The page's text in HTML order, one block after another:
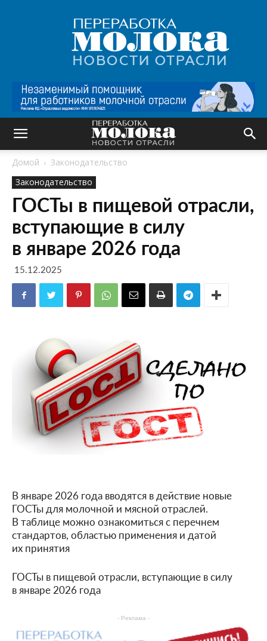
Переработка
молока
|
Новости
Домой
Законодательство
Законодательство
ГОСТы в пищевой отрасли,
вступающие в силу
в январе 2026 года
15.12.2025
В январе 2026 года вводятся в действие новые
ГОСТы для молочной и мясной отраслей.
В таблице можно ознакомиться с перечнем
стандартов, областью применения и датой
их принятия
ГОСТы в пищевой отрасли, вступающие в силу
в январе 2026 года
- Реклама -